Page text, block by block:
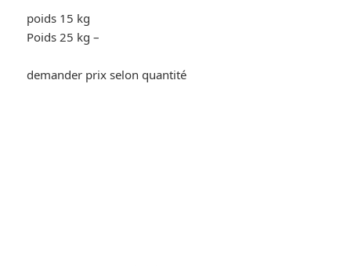
poids 15 kg
Poids 25 kg –
demander prix selon quantité